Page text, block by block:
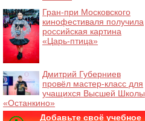
Гран-при Московского
кинофестиваля получила
российская картина
«Царь-птица»
Дмитрий Губерниев
провёл мастер-класс для
учащихся Высшей Школы
«Останкино»
Добавьте своё учебное